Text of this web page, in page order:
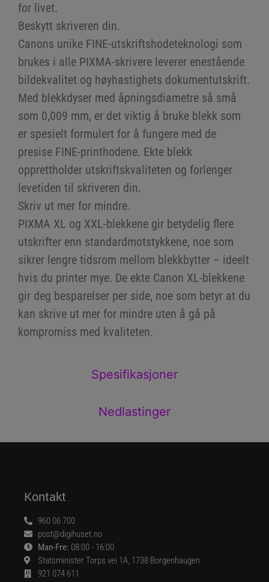
Spesifikasjoner
Nedlastinger
for livet.
Beskytt skriveren din.
Canons unike FINE-utskriftshodeteknologi som
brukes i alle PIXMA-skrivere leverer enestående
bildekvalitet og høyhastighets dokumentutskrift.
Med blekkdyser med åpningsdiametre så små
som 0,009 mm, er det viktig å bruke blekk som
er spesielt formulert for å fungere med de
presise FINE-printhodene. Ekte blekk
opprettholder utskriftskvaliteten og forlenger
levetiden til skriveren din.
Skriv ut mer for mindre.
PIXMA XL og XXL-blekkene gir betydelig flere
utskrifter enn standardmotstykkene, noe som
sikrer lengre tidsrom mellom blekkbytter – ideelt
hvis du printer mye. De ekte Canon XL-blekkene
gir deg besparelser per side, noe som betyr at du
kan skrive ut mer for mindre uten å gå på
kompromiss med kvaliteten.
Kontakt
960 06 700
post@digihuset.no
Man-Fre: 08:00 - 16:00
Statsminister Torps vei 1A, 1738 Borgenhaugen
921 074 611